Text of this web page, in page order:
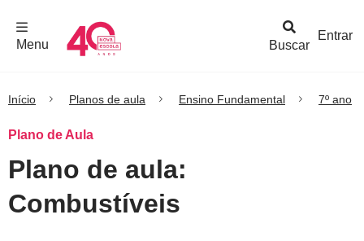
Buscar
Menu
Entrar
Início Planos de aula Ensino Fundamental 7º ano
Plano de Aula
Plano de aula:
Combustíveis